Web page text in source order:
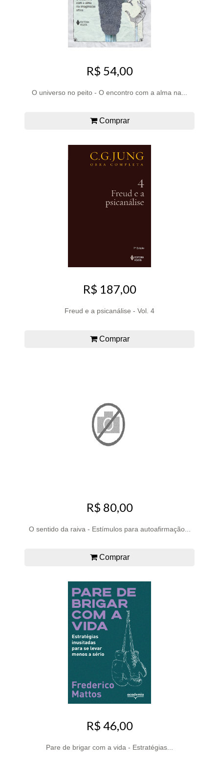
R$ 54,00
O universo no peito - O encontro com a alma na...
Comprar
R$ 187,00
Freud e a psicanálise - Vol. 4
Comprar
R$ 80,00
O sentido da raiva - Estímulos para autoafirmação...
Comprar
R$ 46,00
Pare de brigar com a vida - Estratégias...